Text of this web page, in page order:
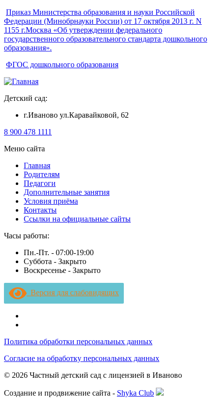
Приказ Министерства образования и науки Российской
Федерации (Минобрнауки России) от 17 октября 2013 г. N
1155 г.Москва «Об утверждении федерального
государственного образовательного стандарта дошкольного
образования».
ФГОС дошкольного образования
Детский сад:
г.Иваново ул.Каравайковой, 62
8 900 478 1111
Меню сайта
Главная
Родителям
Педагоги
Дополнительные занятия
Условия приёма
Контакты
Ссылки на официальные сайты
Часы работы:
Пн.-Пт. - 07:00-19:00
Суббота - Закрыто
Воскресенье - Закрыто
Версия для слабовидящих
Политика обработки персональных данных
Согласие на обработку персональных данных
© 2026 Частный детский сад с лицензией в Иваново
Создание и продвижение сайта - Shyka Club